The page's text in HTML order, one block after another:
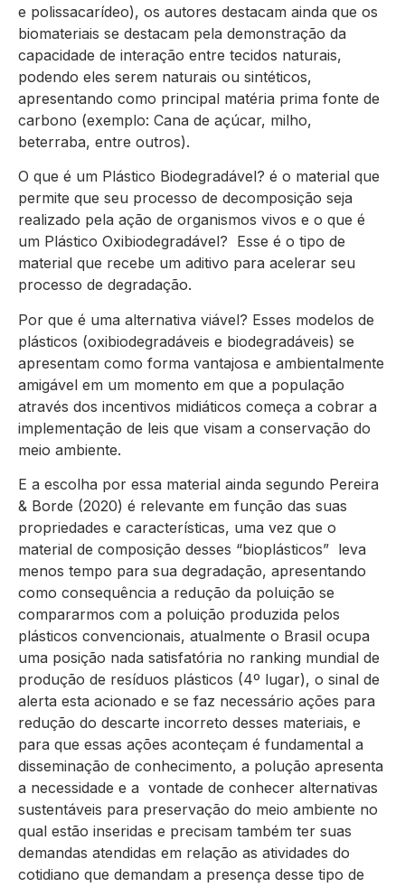
e polissacarídeo), os autores destacam ainda que os
biomateriais se destacam pela demonstração da
capacidade de interação entre tecidos naturais,
podendo eles serem naturais ou sintéticos,
apresentando como principal matéria prima fonte de
carbono (exemplo: Cana de açúcar, milho,
beterraba, entre outros).
O que é um Plástico Biodegradável? é o material que
permite que seu processo de decomposição seja
realizado pela ação de organismos vivos e o que é
um Plástico Oxibiodegradável? Esse é o tipo de
material que recebe um aditivo para acelerar seu
processo de degradação.
Por que é uma alternativa viável? Esses modelos de
plásticos (oxibiodegradáveis e biodegradáveis) se
apresentam como forma vantajosa e ambientalmente
amigável em um momento em que a população
através dos incentivos midiáticos começa a cobrar a
implementação de leis que visam a conservação do
meio ambiente.
E a escolha por essa material ainda segundo Pereira
& Borde (2020) é relevante em função das suas
propriedades e características, uma vez que o
material de composição desses “bioplásticos” leva
menos tempo para sua degradação, apresentando
como consequência a redução da poluição se
compararmos com a poluição produzida pelos
plásticos convencionais, atualmente o Brasil ocupa
uma posição nada satisfatória no ranking mundial de
produção de resíduos plásticos (4º lugar), o sinal de
alerta esta acionado e se faz necessário ações para
redução do descarte incorreto desses materiais, e
para que essas ações aconteçam é fundamental a
disseminação de conhecimento, a polução apresenta
a necessidade e a vontade de conhecer alternativas
sustentáveis para preservação do meio ambiente no
qual estão inseridas e precisam também ter suas
demandas atendidas em relação as atividades do
cotidiano que demandam a presença desse tipo de